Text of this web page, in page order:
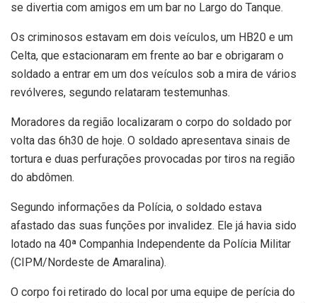
se divertia com amigos em um bar no Largo do Tanque.
Os criminosos estavam em dois veículos, um HB20 e um
Celta, que estacionaram em frente ao bar e obrigaram o
soldado a entrar em um dos veículos sob a mira de vários
revólveres, segundo relataram testemunhas.
Moradores da região localizaram o corpo do soldado por
volta das 6h30 de hoje. O soldado apresentava sinais de
tortura e duas perfurações provocadas por tiros na região
do abdômen.
Segundo informações da Polícia, o soldado estava
afastado das suas funções por invalidez. Ele já havia sido
lotado na 40ª Companhia Independente da Polícia Militar
(CIPM/Nordeste de Amaralina).
O corpo foi retirado do local por uma equipe de perícia do